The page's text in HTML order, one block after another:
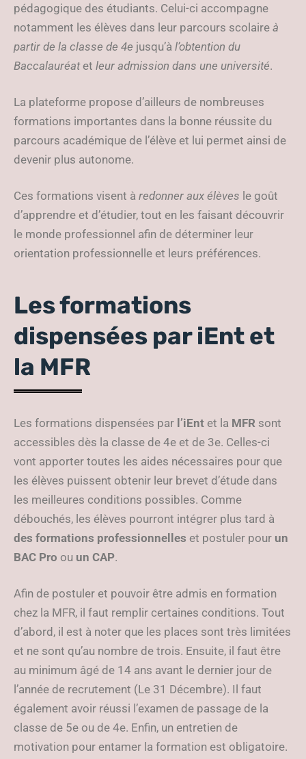
pédagogique des étudiants. Celui-ci accompagne
notamment les élèves dans leur parcours scolaire à
partir de la classe de 4e jusqu’à l’obtention du
Baccalauréatet leur admission dans une université.
La plateforme propose d’ailleurs de nombreuses
formations importantes dans la bonne réussite du
parcours académique de l’élève et lui permet ainsi de
devenir plus autonome.
Ces formations visent à redonner aux élèves le goût
d’apprendre et d’étudier, tout en les faisant découvrir
le monde professionnel afin de déterminer leur
orientation professionnelle et leurs préférences.
Les formations
dispensées par iEnt et
la MFR
Les formations dispensées par l’iEnt et la MFR sont
accessibles dès la classe de 4e et de 3e. Celles-ci
vont apporter toutes les aides nécessaires pour que
les élèves puissent obtenir leur brevet d’étude dans
les meilleures conditions possibles. Comme
débouchés, les élèves pourront intégrer plus tard à
des formations professionnelles et postuler pour un
BAC Pro ou un CAP.
Afin de postuler et pouvoir être admis en formation
chez la MFR, il faut remplir certaines conditions. Tout
d’abord, il est à noter que les places sont très limitées
et ne sont qu’au nombre de trois. Ensuite, il faut être
au minimum âgé de 14 ans avant le dernier jour de
l’année de recrutement (Le 31 Décembre). Il faut
également avoir réussi l’examen de passage de la
classe de 5e ou de 4e. Enfin, un entretien de
motivation pour entamer la formation est obligatoire.